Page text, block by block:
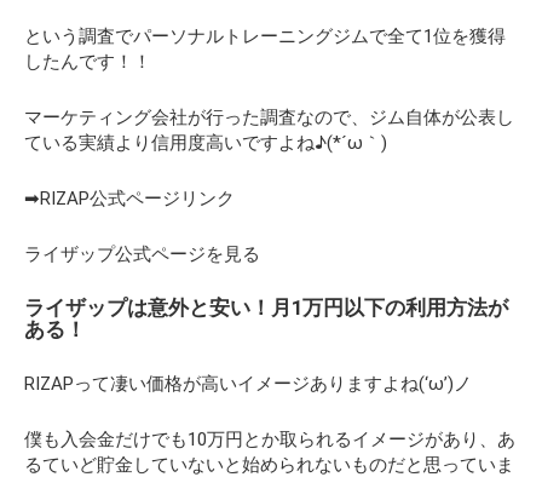
という調査でパーソナルトレーニングジムで全て1位を獲得
したんです！！
マーケティング会社が行った調査なので、ジム自体が公表し
ている実績より信用度高いですよね♪(*´ω｀)
➡RIZAP公式ページリンク
ライザップ公式ページを見る
ライザップは意外と安い！月1万円以下の利用方法が
ある！
RIZAPって凄い価格が高いイメージありますよね(‘ω’)ノ
僕も入会金だけでも10万円とか取られるイメージがあり、あ
るていど貯金していないと始められないものだと思っていま